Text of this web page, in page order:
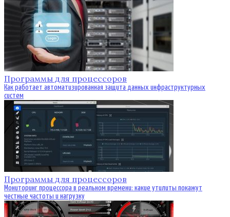
Программы для процессоров
Как работает автоматизированная защита данных инфраструктурных
систем
Программы для процессоров
Мониторинг процессора в реальном времени: какие утилиты покажут
честные частоты и нагрузку